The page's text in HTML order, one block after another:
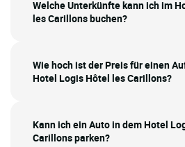
Welche Unterkünfte kann ich im
les Carillons buchen?
Wie hoch ist der Preis für einen
Hotel Logis Hôtel les Carillons?
Kann ich ein Auto in dem Hotel
Carillons parken?